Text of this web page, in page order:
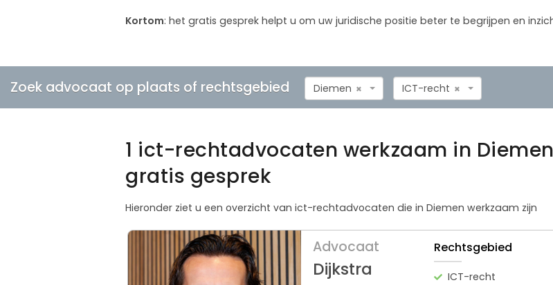
Kortom: het gratis gesprek helpt u om uw juridische positie beter te begrijpen en
Zoek advocaat op plaats of rechtsgebied ×
Diemen ×
ICT-recht
1 ict-rechtadvocaten werkzaam in
gratis gesprek
Hieronder ziet u een overzicht van ict-rechtadvocaten die in Diemen werkzaam zijn
Advocaat
Dijkstra
Rechtsgebied
ICT-recht